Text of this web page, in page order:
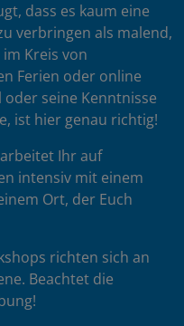
dass es kaum eine
verbringen als malend,
Kreis von
Ferien oder online
seine Kenntnisse
ist hier genau richtig!
Ihr auf
intensiv mit einem
Ort, der Euch
richten sich an
Beachtet die